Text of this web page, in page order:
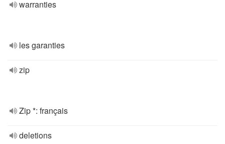
warranties
les garanties
zip
Zip *: français
deletions